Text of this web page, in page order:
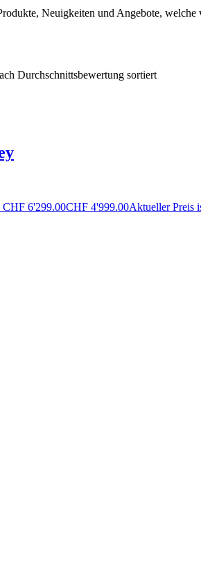
Neuigkeiten und Angebote,
Durchschnittsbewertung sortiert
CHF 6'299.00CHF 4'999.00Aktueller Preis